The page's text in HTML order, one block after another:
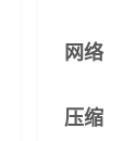
网络
压缩